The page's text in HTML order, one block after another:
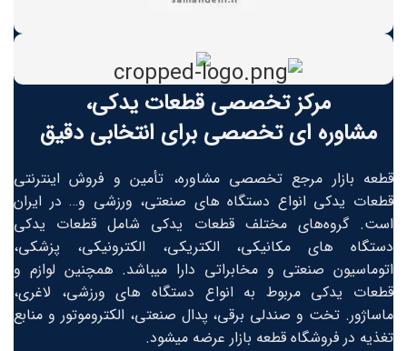
مرکز تخصصی قطعات یدکی،
مشاوره ای تخصصی برای انتخابی دقیق
قطعه بازار مرجع تخصصی مشاوره، تأمین و فروش اینترنتی
قطعات یدکی انواع دستگاه های صنعتی، ورزشی و… در ایران
است. گروه‏‏‌های مختلف قطعات یدکی شامل قطعات یدکی
دستگاه های مکانیکی، الکتریکی، الکترونیکی، پزشکی،
اتوماسیون صنعتی و مخابراتی دارا میباشد. همچنین لوازم و
قطعات یدکی مربوط به انواع دستگاه های ورزشی، لاغری،
ماساژور. تخت و صندلی برقی، پدال صنعتی، الکتروموتور و منابع
تغذیه در فروشگاه قطعه بازار عرضه میشود.